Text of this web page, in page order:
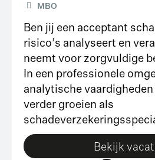
MBO
Ben jij een acceptant
risico’s analyseert en
neemt voor zorgvuldige
In een professionele
analytische
verder groeien als
Bekijk